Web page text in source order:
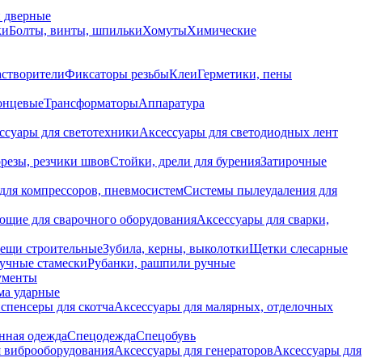
дверные
Болты, винты, шпилькиХомутыХимические
Фиксаторы резьбыКлеиГерметики, пены
ТрансформаторыАппаратура
для светотехникиАксессуары для светодиодных лент
резчики швовСтойки, дрели для буренияЗатирочные
компрессоров, пневмосистемСистемы пылеудаления для
для сварочного оборудованияАксессуары для сварки,
строительныеЗубила, керны, выколоткиЩетки слесарные
стамескиРубанки, рашпили ручные
ударные
для скотчаАксессуары для малярных, отделочных
одеждаСпецодеждаСпецобувь
Аксессуары для генераторовАксессуары для